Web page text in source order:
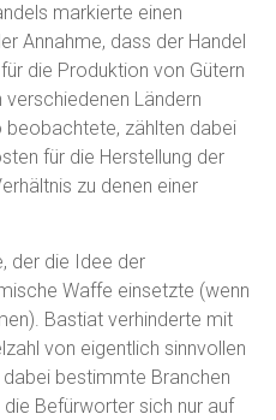
markierte einen
Annahme, dass der Handel
die Produktion von Gütern
Ländern
zählten dabei
für die Herstellung der
zu denen einer
der die Idee der
Waffe einsetzte (wenn
Bastiat verhinderte mit
von eigentlich sinnvollen
bestimmte Branchen
Befürworter sich nur auf